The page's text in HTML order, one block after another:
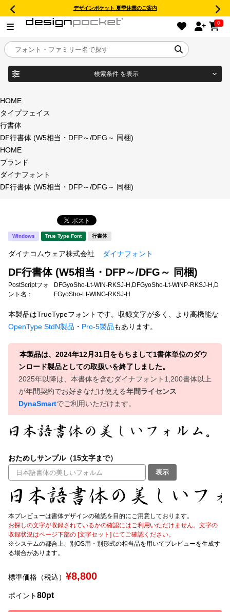
デザインポケット 夏季休業のご案内
0
目的別フォントガイド
特集
おすすめ
年間ライセンス商品
新着一覧
カート
マイページ
ご利用ガイド
お問い合わせ
検索条件 を表示
商品名
フォント形式
タイプフェイス
明朝体
宋朝体 清朝体
草書体
江戸文字 デザイン毛筆
すべてを表示
太さ・ウェイト
セット or 単体
価格帯
〜
リセット
HOME
タイプフェイス
行書体
DF行書体 (W5相当・DFP～/DFG～ 同梱)
HOME
ブランド
ダイナフォント
DF行書体 (W5相当・DFP～/DFG～ 同梱)
Windows True Type Font 行書体
ダイナコムウェア株式会社 ダイナフォント
DF行書体 (W5相当・DFP～/DFG～ 同梱)
PostScriptフォ
ント名：
DFGyoSho-Lt-WIN-RKSJ-H,DFGyoSho-Lt-WINP-RKSJ-H,D
FGyoSho-Lt-WING-RKSJ-H
本製品はTrueTypeフォントです。収録文字が多く、より高機能な
OpenType StdN製品 ・ Pro-5製品もあります。
本製品は、2024年12月31日をもちまして1書体単位のダウ
ンロード製品としての取扱いを終了しました。
2025年以降は、本書体を含むダイナフォント1,200書体以上
が年間契約でお好きなだけ使える年間ライセンス
DynaSmartでご利用いただけます。
おためしサンプル（15文字まで）
表示
本プレビューは書体デザインの確認を目的にご用意しております。
お探しの文字が収録されているかの確認にはご利用いただけません。文字の
収録状況はページ下部の [文字セット] にてご確認ください。
※システムの都合上、別OS用・別形式の相当品を用いてプレビューを生成す
る場合があります。
標準価格（税込） ¥8,800
ポイント80pt